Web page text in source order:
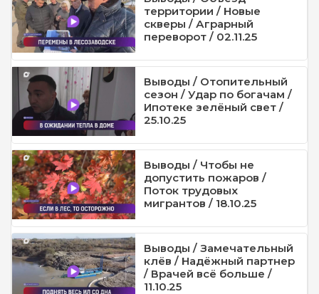
территории / Новые
скверы / Аграрный
переворот / 02.11.25
Выводы / Отопительный
сезон / Удар по богачам /
Ипотеке зелёный свет /
25.10.25
Выводы / Чтобы не
допустить пожаров /
Поток трудовых
мигрантов / 18.10.25
Выводы / Замечательный
клёв / Надёжный партнер
/ Врачей всё больше /
11.10.25